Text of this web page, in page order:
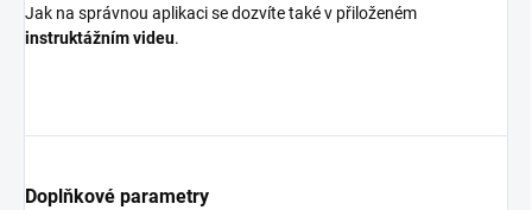
Jak na správnou aplikaci se dozvíte také v přiloženém
instruktážním videu.
Doplňkové parametry